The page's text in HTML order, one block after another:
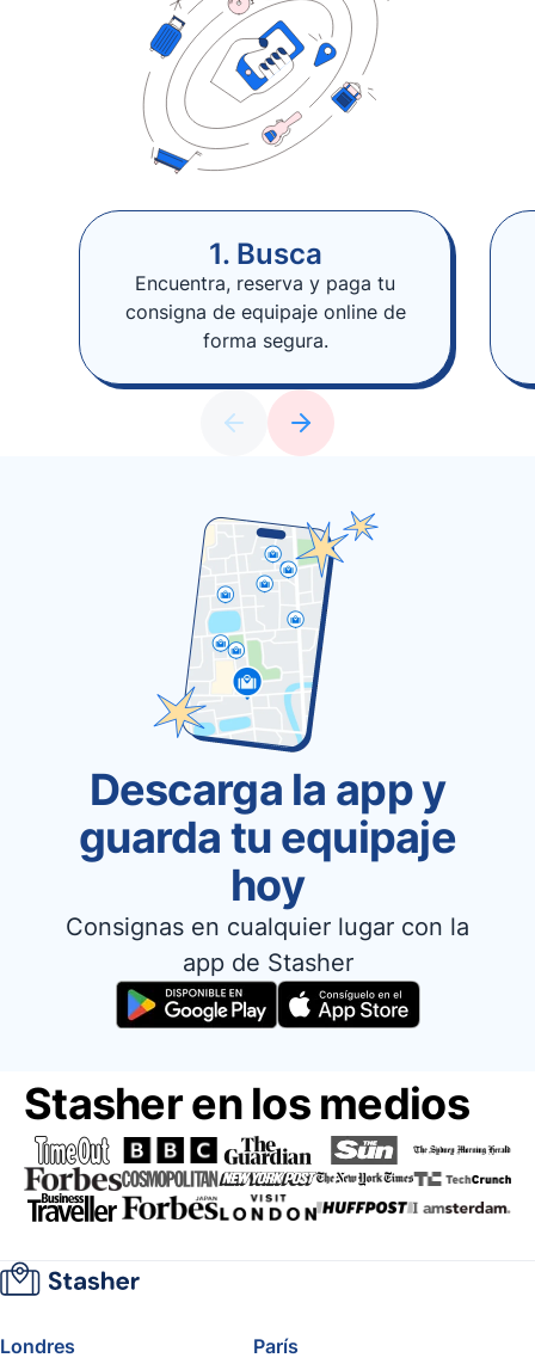
1. Busca
Encuentra, reserva y paga tu
consigna de equipaje online de
forma segura.
Descarga la app y
guarda tu equipaje
hoy
Consignas en cualquier lugar con la
app de Stasher
Stasher en los medios
Londres
París